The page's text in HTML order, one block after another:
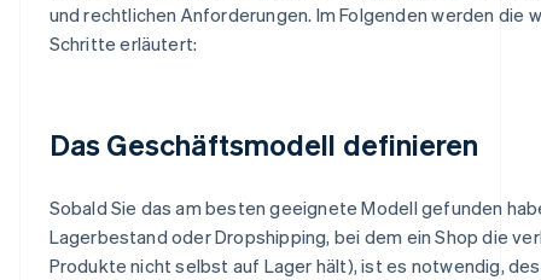
und rechtlichen Anforderungen. Im Folgenden werden die
Schritte erläutert:
Das Geschäftsmodell definieren
Sobald Sie das am besten geeignete Modell gefunden
Lagerbestand oder Dropshipping, bei dem ein Shop die
Produkte nicht selbst auf Lager hält), ist es notwendig,